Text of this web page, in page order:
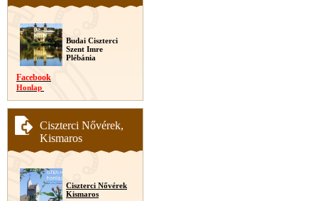
Budai Ciszterci
Szent Imre
Plébánia
Facebook
Honlap
Ciszterci Nővérek,
Kismaros
Ciszterci Nővérek
Kismaros